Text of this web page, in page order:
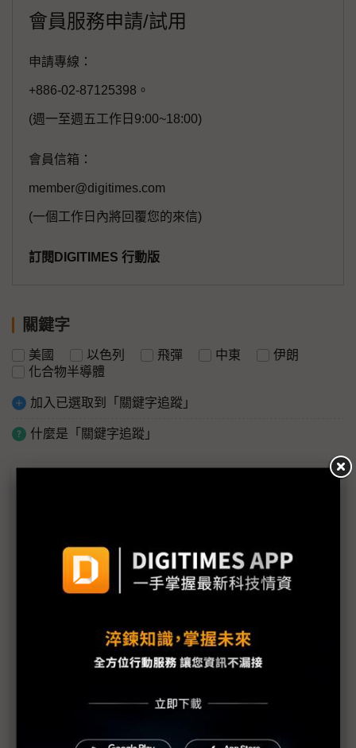
會員服務申請/試用
申請專線：
+886-02-87125398。
(週一至週五工作日9:00~18:00)
會員信箱：
member@digitimes.com
(一個工作日內將回覆您的來信)
訂閱DIGITIMES 行動版
關鍵字
美國 以色列 飛彈 中東
伊朗
化合物半導體
加入已選取到「關鍵字追蹤」
什麼是「關鍵字追蹤」
（獨家）中東戰事與AI需求推升成本壓力 供應鏈製
造端「甩鍋代購」轉嫁風險
鎢鉭等高溫金屬價格翻倍 化合物半導體憂中東衝擊
美伊戰事3月底停火有望？ 晶片業界估計川普TACO